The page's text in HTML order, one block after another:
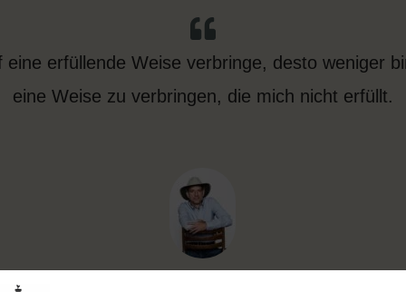
erfüllende Weise verbringe, desto weniger
eine Weise zu verbringen, die mich nicht erfüllt.